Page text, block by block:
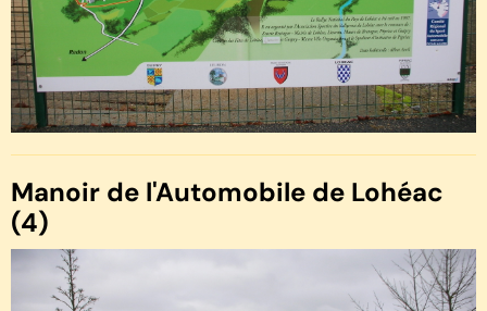
Manoir de l'Automobile de Lohéac
(4)